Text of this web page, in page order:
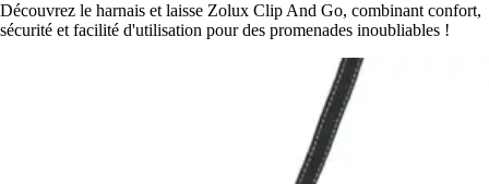
Découvrez le harnais et laisse Zolux Clip And Go, combinant confort,
sécurité et facilité d'utilisation pour des promenades inoubliables !